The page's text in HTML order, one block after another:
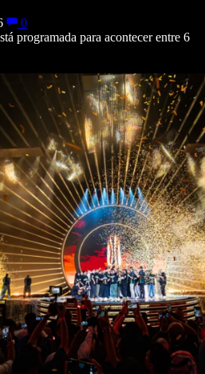
0
programada para acontecer entre 6